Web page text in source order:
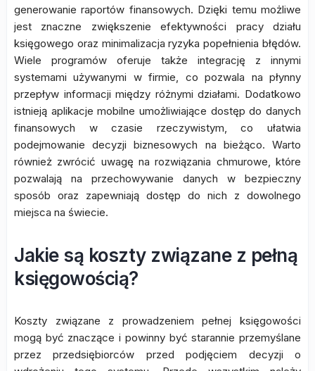
generowanie raportów finansowych. Dzięki temu możliwe
jest znaczne zwiększenie efektywności pracy działu
księgowego oraz minimalizacja ryzyka popełnienia błędów.
Wiele programów oferuje także integrację z innymi
systemami używanymi w firmie, co pozwala na płynny
przepływ informacji między różnymi działami. Dodatkowo
istnieją aplikacje mobilne umożliwiające dostęp do danych
finansowych w czasie rzeczywistym, co ułatwia
podejmowanie decyzji biznesowych na bieżąco. Warto
również zwrócić uwagę na rozwiązania chmurowe, które
pozwalają na przechowywanie danych w bezpieczny
sposób oraz zapewniają dostęp do nich z dowolnego
miejsca na świecie.
Jakie są koszty związane z pełną
księgowością?
Koszty związane z prowadzeniem pełnej księgowości
mogą być znaczące i powinny być starannie przemyślane
przez przedsiębiorców przed podjęciem decyzji o